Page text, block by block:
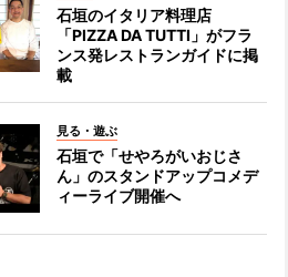
石垣のイタリア料理店
「PIZZA DA TUTTI」がフラ
ンス発レストランガイドに掲
載
見る・遊ぶ
石垣で「せやろがいおじさ
ん」のスタンドアップコメデ
ィーライブ開催へ